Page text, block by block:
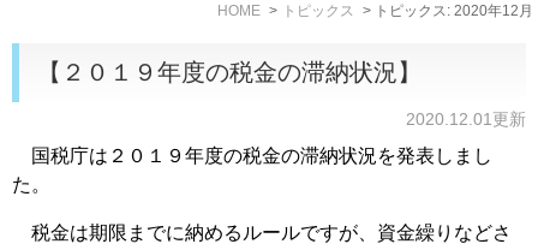
HOME トピックス トピックス: 2020年12月
【２０１９年度の税金の滞納状況】
2020.12.01更新
国税庁は２０１９年度の税金の滞納状況を発表しまし
た。
税金は期限までに納めるルールですが、資金繰りなどさ